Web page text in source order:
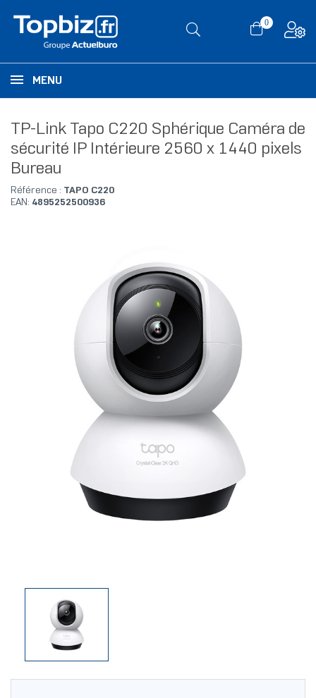
0
MENU
TP-Link Tapo C220 Sphérique Caméra de
sécurité IP Intérieure 2560 x 1440 pixels
Bureau
Référence : TAPO C220
EAN: 4895252500936